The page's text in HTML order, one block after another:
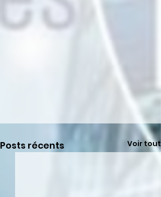
Posts récents Voir tout